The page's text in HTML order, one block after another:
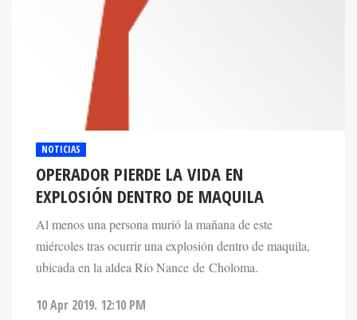
NOTICIAS
OPERADOR PIERDE LA VIDA EN
EXPLOSIÓN DENTRO DE MAQUILA
Al menos una persona murió la mañana de este
miércoles tras ocurrir una explosión dentro de maquila,
ubicada en la aldea Río Nance de Choloma.
10 Apr 2019. 12:10 PM